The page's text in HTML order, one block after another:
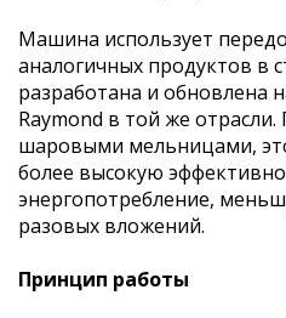
Машина использует
аналогичных продуктов в
разработана и обновлена
Raymond в той же
шаровыми мельницами,
более высокую
энергопотребление,
разовых вложений.
Принцип работы